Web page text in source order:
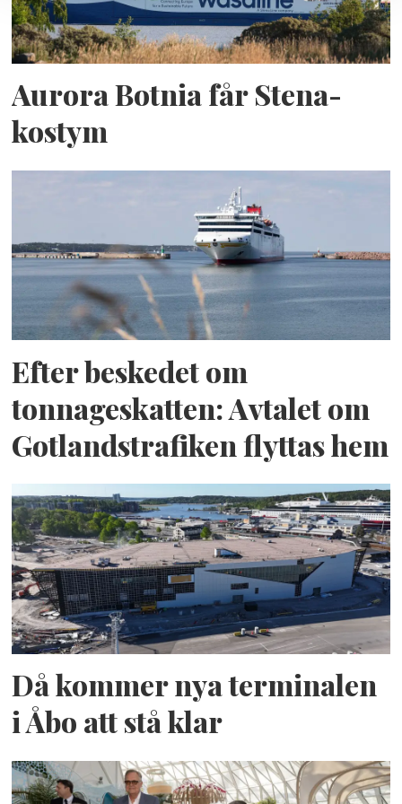
Aurora Botnia får Stena-
kostym
Efter beskedet om
tonnageskatten: Avtalet om
Gotlandstrafiken flyttas hem
Då kommer nya terminalen
i Åbo att stå klar